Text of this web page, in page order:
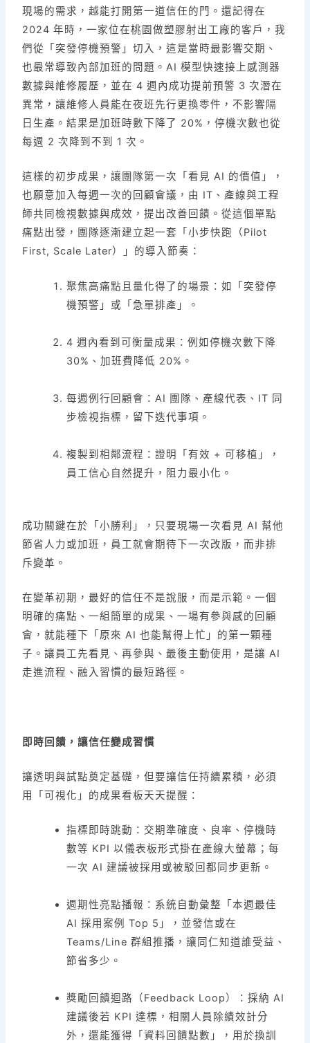
現場的需求，越能打開第一道信任的門。還記得在
2024 年時，一家位在桃園做塑膠射出工廠的客戶，我
們從「突發停機預警」切入，這是當時最影響交期、
也最常導致內部加班的問題。AI 模型快速接上感測器
數據與維修履歷，並在 4 週內成功提前預警 3 次潛在
異常，讓維修人員能在夜班先行更換零件，不影響隔
日生產。結果是加班時數下降了 20%，停機次數也從
每週 2 次降到不到 1 次。
這樣的初步成果，讓團隊第一次「看見 AI 的價值」，
也願意加入每週一次的回顧會議，由 IT、產線與工程
師共同檢視數據與成效，提出改善回饋。從這個單點
痛點出發，團隊逐漸建立起一套「小步快跑（Pilot
First, Scale Later）」的導入節奏：
聚焦高痛點且量化得了的場景：如「突發停
機預警」或「急單排產」。
4 週內看到可衡量成果：例如停機次數下降
30%、加班費降低 20%。
每週例行回顧會：AI 團隊、產線代表、IT 同
步檢視指標，留下迭代事項。
複製到相鄰流程：證明「有效 + 可移植」，
員工信心自然提升，阻力最小化。
成功關鍵在於「小勝利」，只要現場一次看見 AI 幫他
節省人力或加班，員工就會期待下一次改版，而非排
斥變革。
在變革初期，最好的信任不是說服，而是示範。一個
明確的痛點、一組簡單的成果、一場有參與感的回顧
會，就能種下「原來 AI 也能幫得上忙」的第一顆種
子。讓員工先看見、再參與、最後主動使用，是讓 AI
走進流程、融入習慣的最短路徑。
即時回饋，讓信任變成習慣
讓透明與試點奠定基礎，但要讓信任持續累積，必須
用「可視化」的成果看板天天提醒：
指標即時跳動：交期準確度、良率、停機時
數等 KPI 以儀表板形式掛在產線大螢幕；每
一次 AI 建議被採用或被駁回都同步更新。
週期性亮點播報：系統自動彙整「本週最佳
AI 採用案例 Top 5」，並發信或在
Teams/Line 群組推播，讓同仁知道誰受益、
節省多少。
獎勵回饋迴路（Feedback Loop）：採納 AI
建議後若 KPI 達標，相關人員除績效計分
外，還能獲得「資料回饋點數」，用於換訓